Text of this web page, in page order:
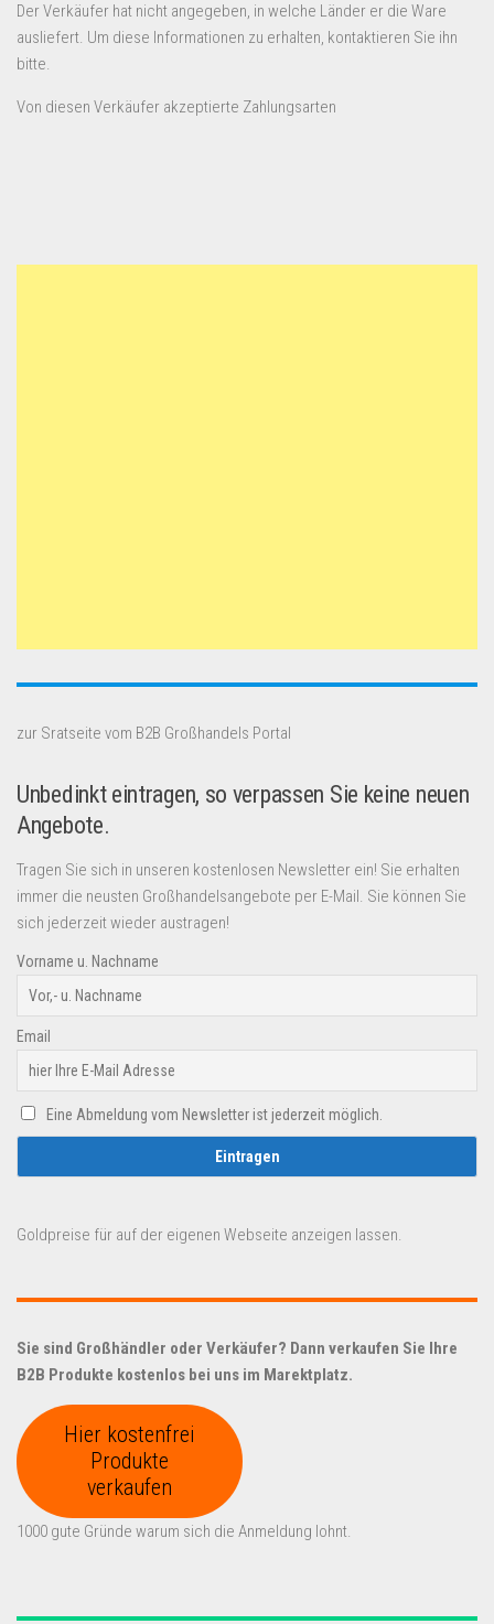
Der Verkäufer hat nicht angegeben, in welche Länder er die Ware
ausliefert. Um diese Informationen zu erhalten, kontaktieren Sie ihn
bitte.
Von diesen Verkäufer akzeptierte Zahlungsarten
zur Sratseite vom B2B Großhandels Portal
Unbedinkt eintragen, so verpassen Sie keine neuen
Angebote.
Tragen Sie sich in unseren kostenlosen Newsletter ein! Sie erhalten
immer die neusten Großhandelsangebote per E-Mail. Sie können Sie
sich jederzeit wieder austragen!
Vorname u. Nachname
Email
Eine Abmeldung vom Newsletter ist jederzeit möglich.
Goldpreise für auf der eigenen Webseite anzeigen lassen.
Sie sind Großhändler oder Verkäufer? Dann verkaufen Sie Ihre
B2B Produkte kostenlos bei uns im Marektplatz.
Hier kostenfrei
Produkte
verkaufen
1000 gute Gründe warum sich die Anmeldung lohnt.